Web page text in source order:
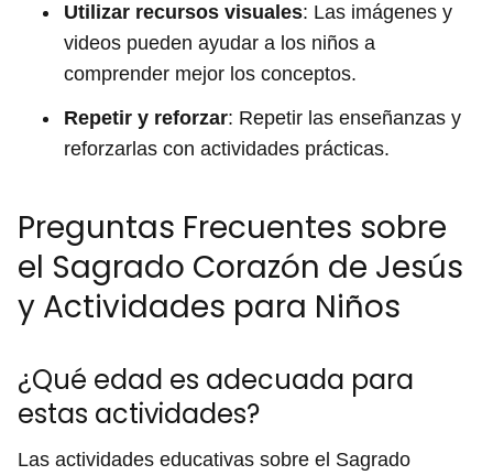
Utilizar recursos visuales: Las imágenes y
videos pueden ayudar a los niños a
comprender mejor los conceptos.
Repetir y reforzar: Repetir las enseñanzas y
reforzarlas con actividades prácticas.
Preguntas Frecuentes sobre
el Sagrado Corazón de Jesús
y Actividades para Niños
¿Qué edad es adecuada para
estas actividades?
Las actividades educativas sobre el Sagrado